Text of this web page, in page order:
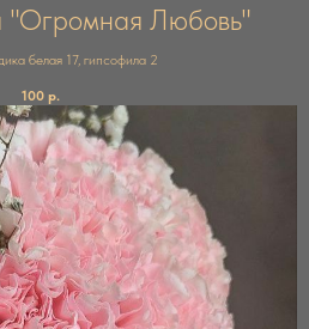
"Огромная Любовь"
белая 17, гипсофила 2
100 р.